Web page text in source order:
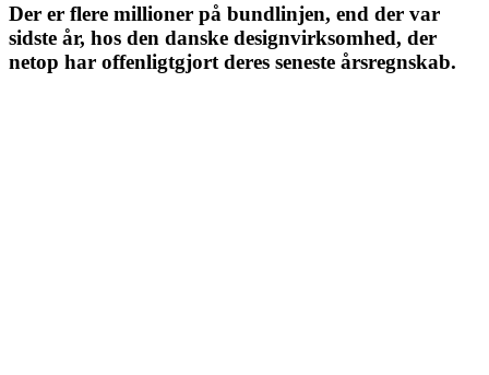
Der er flere millioner på bundlinjen, end der var
sidste år, hos den danske designvirksomhed, der
netop har offenligtgjort deres seneste årsregnskab.